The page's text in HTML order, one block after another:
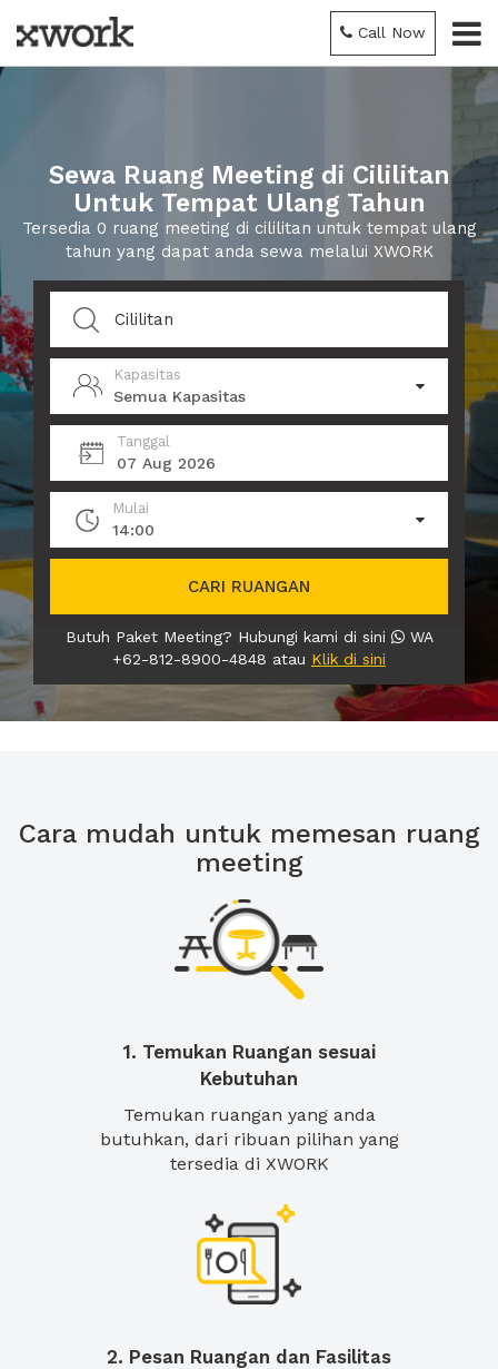
Call Now
Sewa Ruang Meeting di Cililitan
Untuk Tempat Ulang Tahun
Tersedia 0 ruang meeting di cililitan untuk tempat ulang
tahun yang dapat anda sewa melalui XWORK
Kapasitas
Semua Kapasitas
Tanggal
07 Aug 2026
Mulai
14:00
CARI RUANGAN
Butuh Paket Meeting? Hubungi kami di sini
WA
+62-812-8900-4848 atau Klik di sini
Cara mudah untuk memesan ruang
meeting
1. Temukan Ruangan sesuai
Kebutuhan
Temukan ruangan yang anda
butuhkan, dari ribuan pilihan yang
tersedia di XWORK
2. Pesan Ruangan dan Fasilitas